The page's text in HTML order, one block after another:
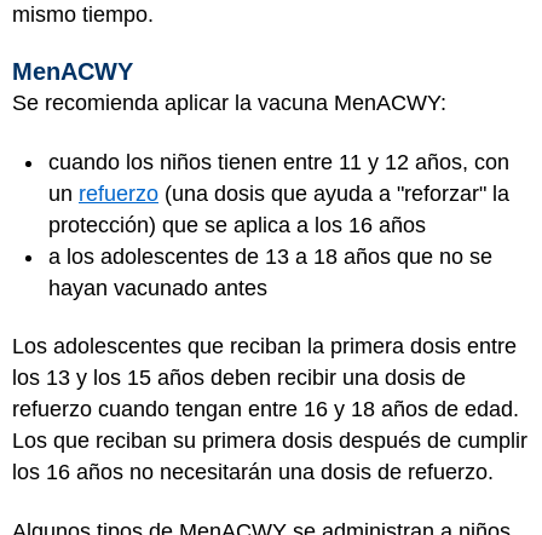
mismo tiempo.
MenACWY
Se recomienda aplicar la vacuna MenACWY:
cuando los niños tienen entre 11 y 12 años, con
un refuerzo (una dosis que ayuda a "reforzar" la
protección) que se aplica a los 16 años
a los adolescentes de 13 a 18 años que no se
hayan vacunado antes
Los adolescentes que reciban la primera dosis entre
los 13 y los 15 años deben recibir una dosis de
refuerzo cuando tengan entre 16 y 18 años de edad.
Los que reciban su primera dosis después de cumplir
los 16 años no necesitarán una dosis de refuerzo.